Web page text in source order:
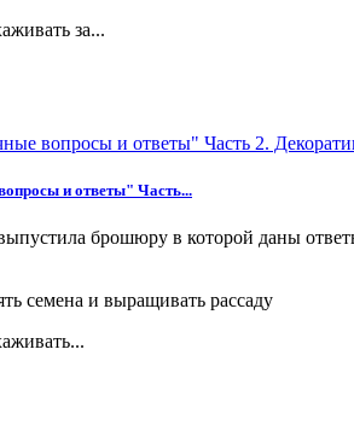
за...
и ответы" Часть...
брошюру в которой даны
семена и выращивать рассаду